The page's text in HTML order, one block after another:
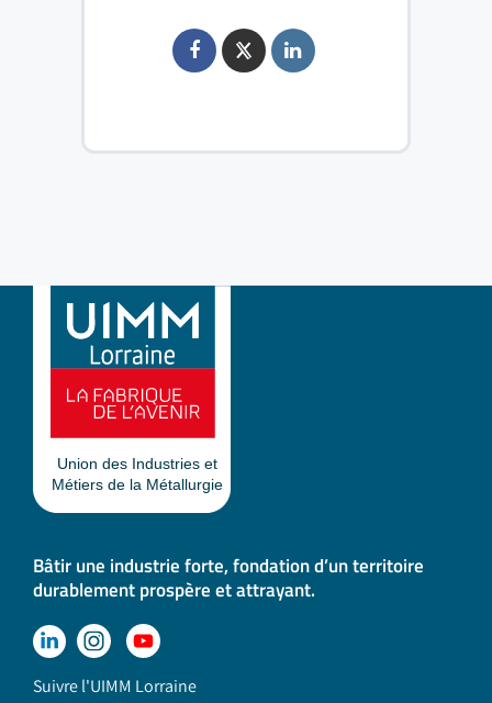
Bâtir une industrie forte, fondation d’un territoire
durablement prospère et attrayant.
Suivre l'UIMM Lorraine